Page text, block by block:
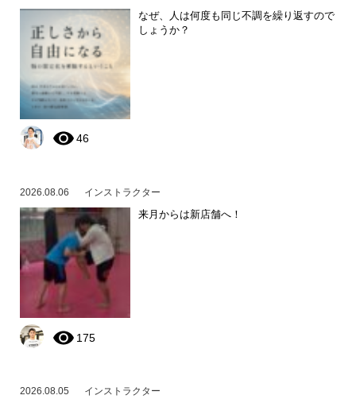
なぜ、人は何度も同じ不調を繰り返すので
しょうか？
46
2026.08.06 インストラクター
来月からは新店舗へ！
175
2026.08.05 インストラクター